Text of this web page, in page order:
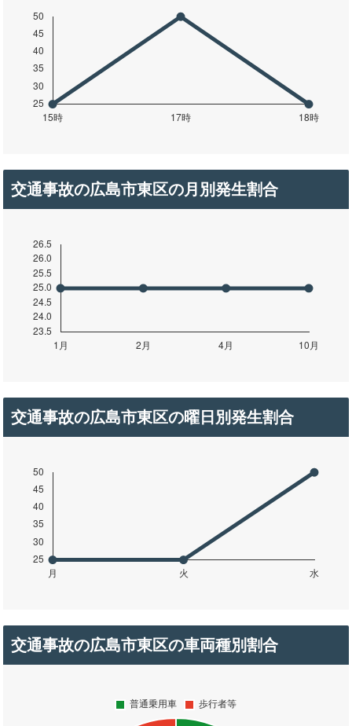
交通事故の広島市東区の月別発生割合
交通事故の広島市東区の曜日別発生割合
交通事故の広島市東区の車両種別割合